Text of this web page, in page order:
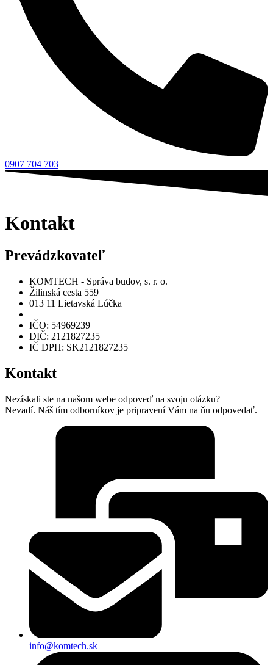
0907 704 703
Kontakt
Prevádzkovateľ
KOMTECH - Správa budov, s. r. o.
Žilinská cesta 559
013 11 Lietavská Lúčka
IČO: 54969239
DIČ: 2121827235
IČ DPH: SK2121827235
Kontakt
Nezískali ste na našom webe odpoveď na svoju otázku?
Nevadí. Náš tím odborníkov je pripravení Vám na ňu odpovedať.
info@komtech.sk